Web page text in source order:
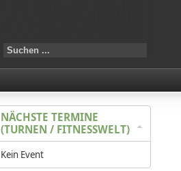
NÄCHSTE TERMINE
(TURNEN / FITNESSWELT)
Kein Event